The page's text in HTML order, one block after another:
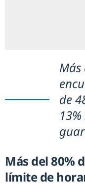
Más
de
Más del 80%
límite de